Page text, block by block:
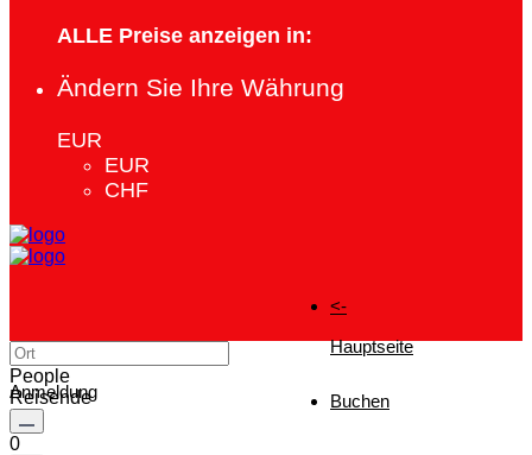
ALLE Preise anzeigen in:
Ändern Sie Ihre Währung
EUR
EUR
CHF
<-
Hauptseite
Buchen
Anmeldung
People
Reisende
0